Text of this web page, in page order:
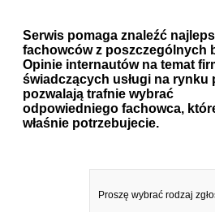
Serwis pomaga znaleźć
fachowców z poszczególnych
Opinie internautów na temat
świadczących usługi na rynku
pozwalają trafnie wybrać
odpowiedniego fachowca,
właśnie potrzebujecie.
Proszę wybrać rodzaj